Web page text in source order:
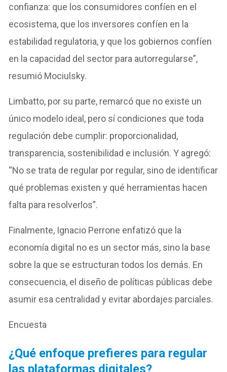
confianza: que los consumidores confíen en el
ecosistema, que los inversores confíen en la
estabilidad regulatoria, y que los gobiernos confíen
en la capacidad del sector para autorregularse”,
resumió Mociulsky.
Limbatto, por su parte, remarcó que no existe un
único modelo ideal, pero sí condiciones que toda
regulación debe cumplir: proporcionalidad,
transparencia, sostenibilidad e inclusión. Y agregó:
“No se trata de regular por regular, sino de identificar
qué problemas existen y qué herramientas hacen
falta para resolverlos”.
Finalmente, Ignacio Perrone enfatizó que la
economía digital no es un sector más, sino la base
sobre la que se estructuran todos los demás. En
consecuencia, el diseño de políticas públicas debe
asumir esa centralidad y evitar abordajes parciales.
Encuesta
¿Qué enfoque prefieres para regular
las plataformas digitales?